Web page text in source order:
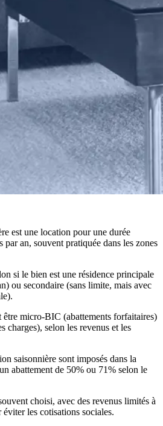
est une location pour une durée
par an, souvent pratiquée dans les zones
si le bien est une résidence principale
ou secondaire (sans limite, mais avec
micro-BIC (abattements forfaitaires)
charges), selon les revenus et les
saisonnière sont imposés dans la
abattement de 50% ou 71% selon le
choisi, avec des revenus limités à
les cotisations sociales.